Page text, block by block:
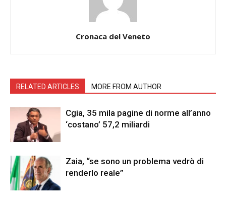
Cronaca del Veneto
RELATED ARTICLES MORE FROM AUTHOR
Cgia, 35 mila pagine di norme all’anno
‘costano’ 57,2 miliardi
Zaia, “se sono un problema vedrò di
renderlo reale”